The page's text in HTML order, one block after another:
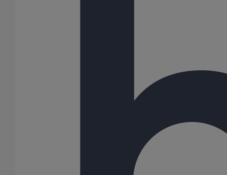
sur Cône excentré SMU S DN300 dn200